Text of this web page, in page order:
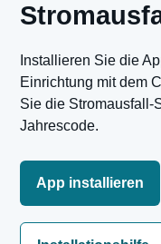
Installieren Sie die
Einrichtung mit dem
Sie die Stromausfall-
Jahrescode.
App installieren